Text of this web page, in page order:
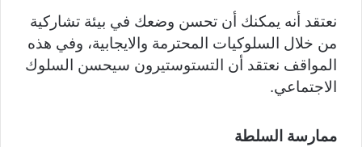
نعتقد أنه يمكنك أن تحسن وضعك في بيئة تشاركية
من خلال السلوكيات المحترمة والايجابية، وفي هذه
المواقف نعتقد أن التستوستيرون سيحسن السلوك
الاجتماعي.
ممارسة السلطة